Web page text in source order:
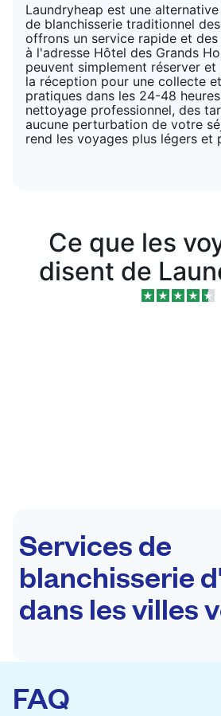
Laundryheap est une
de blanchisserie traditionnel
offrons un service rapide et
à l'adresse Hôtel des Grands
peuvent simplement réserver et
la réception pour une collecte
pratiques dans les 24-48
nettoyage professionnel, des
aucune perturbation de votre
rend les voyages plus légers et
Ce que les
disent de
Services de
blanchisserie
dans les villes
FAQ